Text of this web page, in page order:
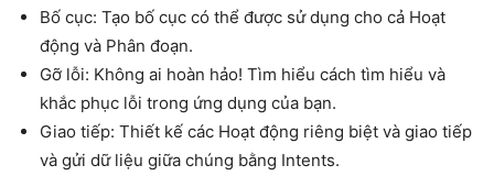
Bố cục: Tạo bố cục có thể được sử dụng cho cả Hoạt
động và Phân đoạn.
Gỡ lỗi: Không ai hoàn hảo! Tìm hiểu cách tìm hiểu và
khắc phục lỗi trong ứng dụng của bạn.
Giao tiếp: Thiết kế các Hoạt động riêng biệt và giao tiếp
và gửi dữ liệu giữa chúng bằng Intents.